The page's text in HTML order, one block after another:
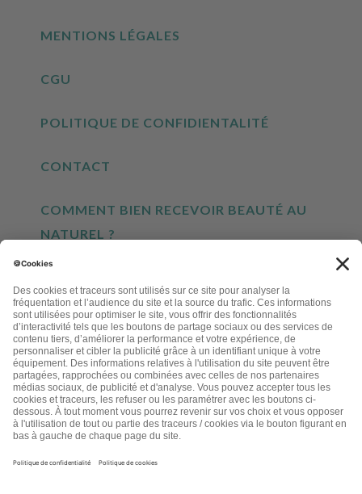
MENTIONS LÉGALES
CGU
POLITIQUE DE CONFIDIENTALITÉ
CONTACT
COMMENT BIEN RECEVOIR BEAUTÉ AU
NATUREL ?
INSCRIVEZ-VOUS À NOTRE NEWSLETTER
EN CLIQUANT CI-DESSUS, JE M'INSCRIS À LA LETTRE D'INFORMATIONS LETTRE
BEAUTÉ AU NATUREL